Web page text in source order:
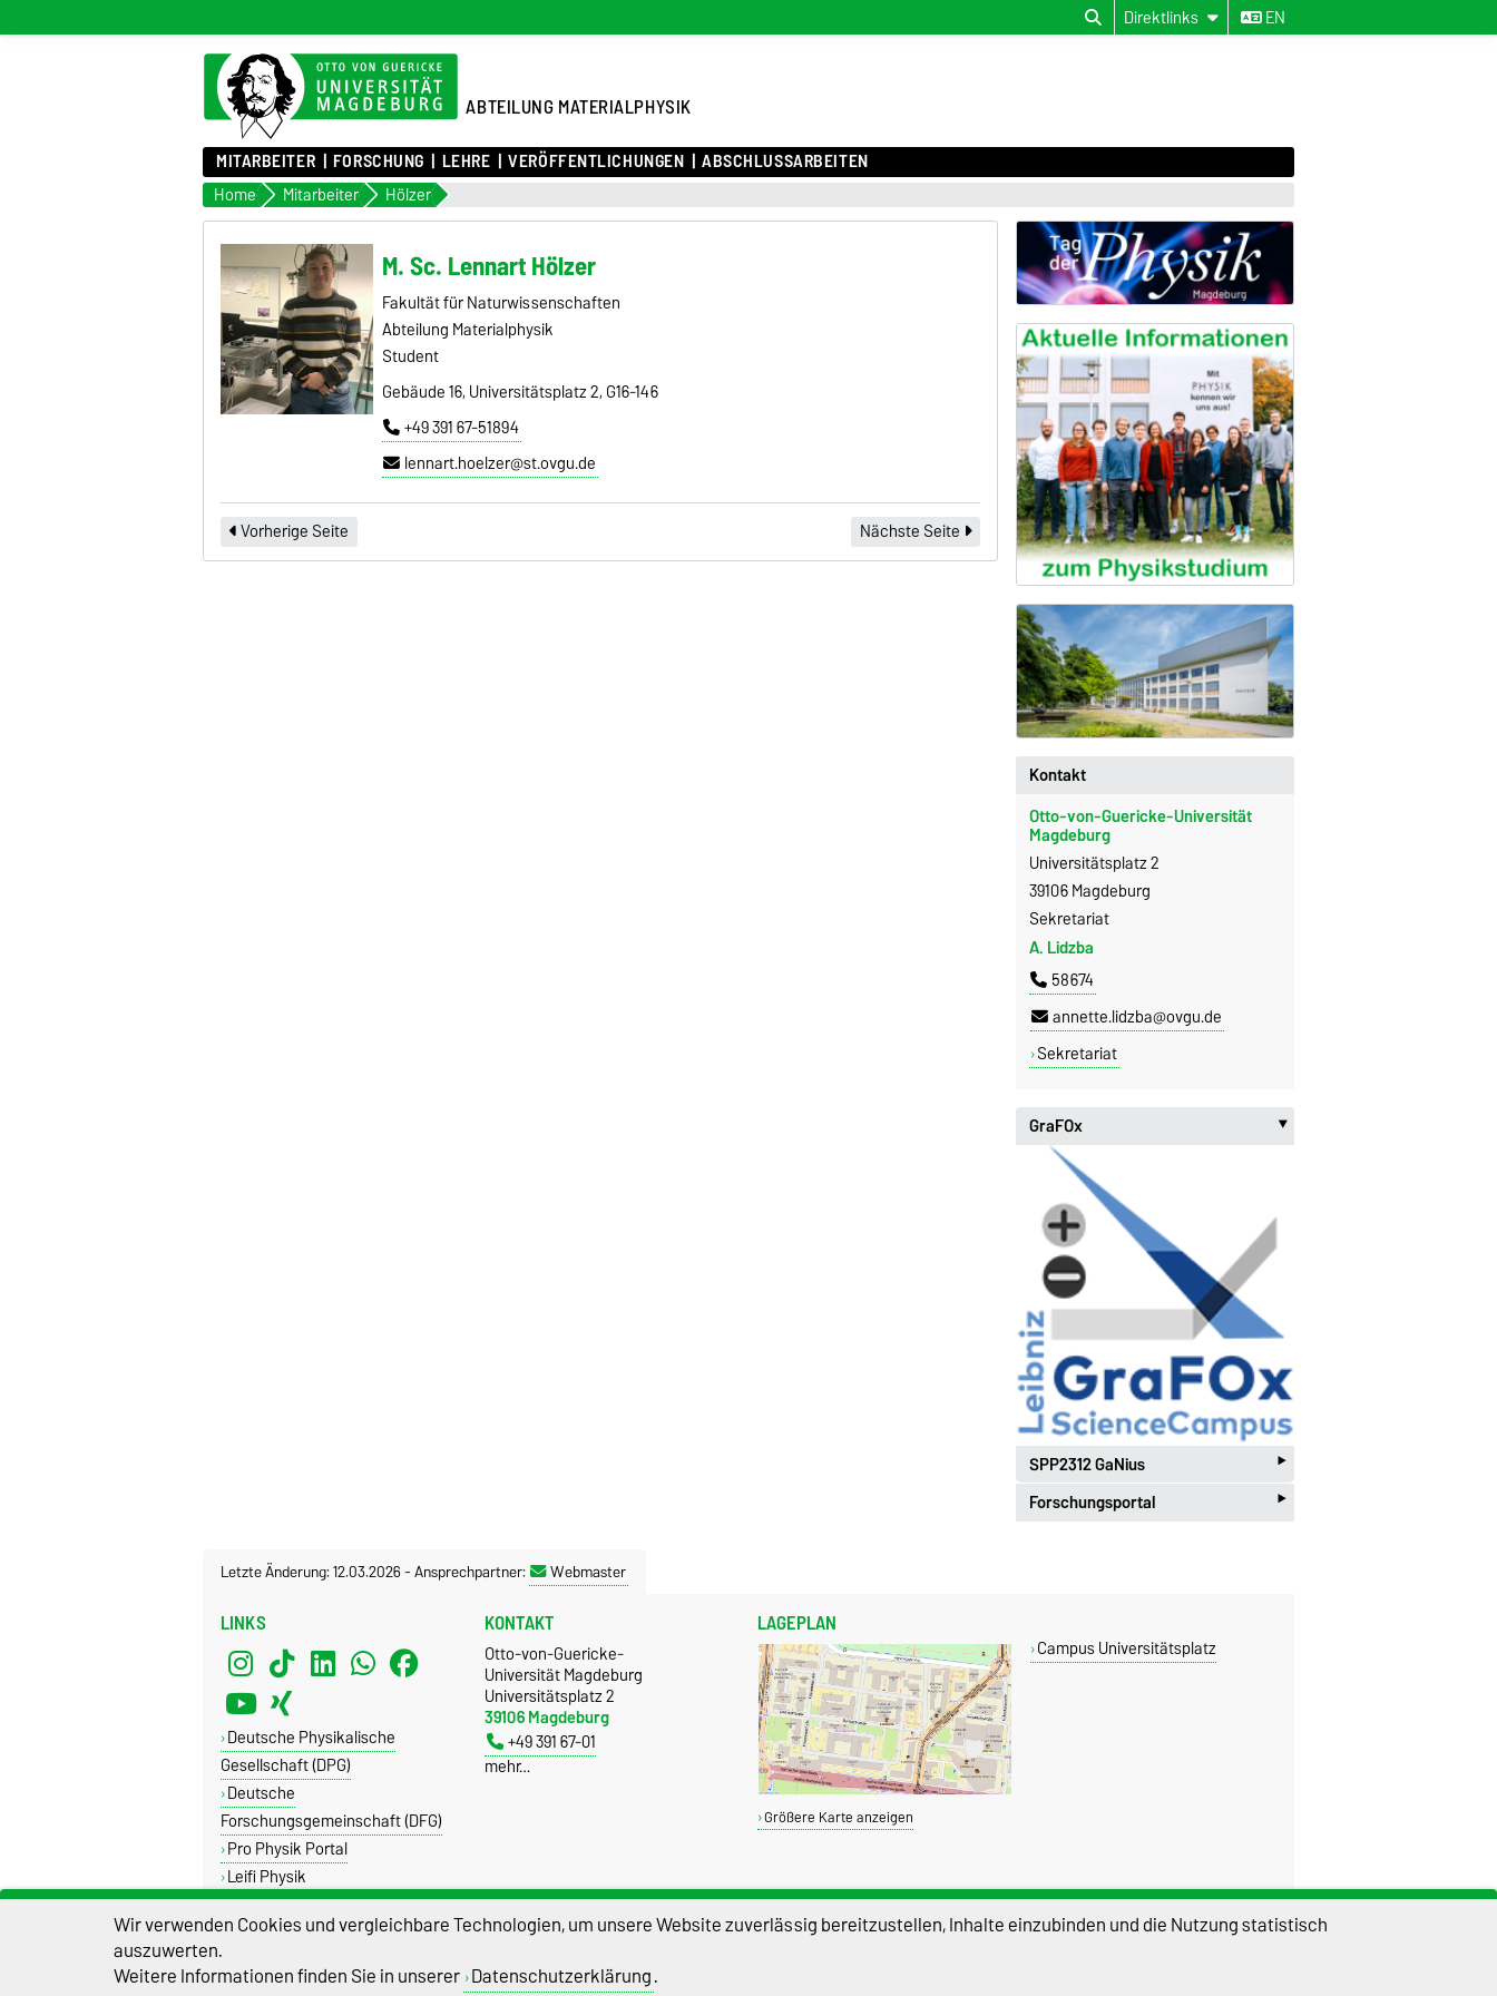
Direktlinks EN
ABTEILUNG MATERIALPHYSIK
MITARBEITER FORSCHUNG LEHRE VERÖFFENTLICHUNGEN ABSCHLUSSARBEITEN
Home Mitarbeiter Hölzer
M. Sc. Lennart Hölzer
Fakultät für Naturwissenschaften
Abteilung Materialphysik
Student
Gebäude 16, Universitätsplatz 2, G16-146
+49 391 67-51894
lennart.hoelzer@st.ovgu.de
Vorherige Seite Nächste Seite
Kontakt
Otto-von-Guericke-Universität
Magdeburg
Universitätsplatz 2
39106 Magdeburg
Sekretariat
A. Lidzba
58674
annette.lidzba@ovgu.de
Sekretariat
GraFOx ‣
Forschungsportal ‣
SPP2312 GaNius ‣
Letzte Änderung: 12.03.2026-Ansprechpartner: Webmaster
LINKS
Deutsche Physikalische
Gesellschaft (DPG)
Deutsche
Forschungsgemeinschaft (DFG)
Pro Physik Portal
Leifi Physik
KONTAKT
Otto-von-Guericke-
Universität Magdeburg
Universitätsplatz 2
39106 Magdeburg
+49 391 67-01
mehr…
LAGEPLAN
Größere Karte anzeigen
Campus Universitätsplatz
DIESE SEITE
Wir verwenden Cookies und vergleichbare Technologien, um unsere Website zuverlässig bereitzustellen, Inhalte einzubinden und die Nutzung statistisch
auszuwerten.
Weitere Informationen finden Sie in unserer Datenschutzerklärung.